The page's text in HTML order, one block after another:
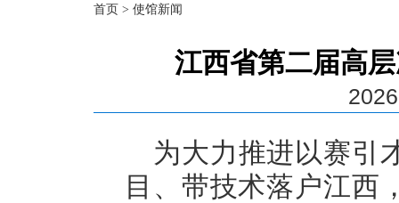
首页 > 使馆新闻
江西省第二届高
为大力推进以赛引
目、带技术落户江西